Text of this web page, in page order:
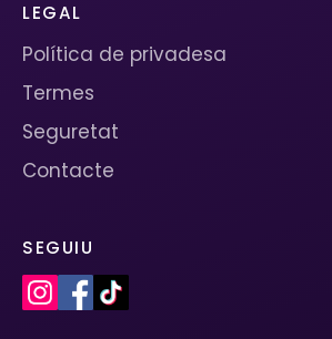
LEGAL
Política de privadesa
Termes
Seguretat
Contacte
SEGUIU